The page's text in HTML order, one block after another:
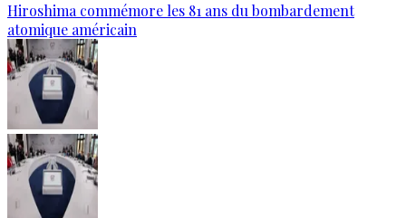
Hiroshima commémore les 81 ans du bombardement
atomique américain